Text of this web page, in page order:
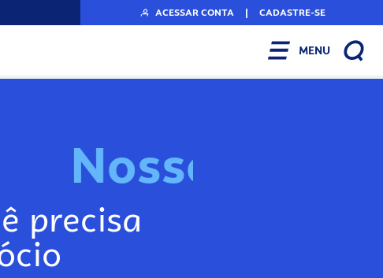
ACESSAR CONTA | CADASTRE-SE
MENU
Nosso
precisa